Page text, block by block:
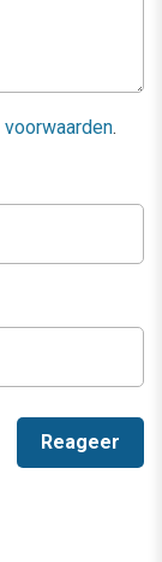
voorwaarden.